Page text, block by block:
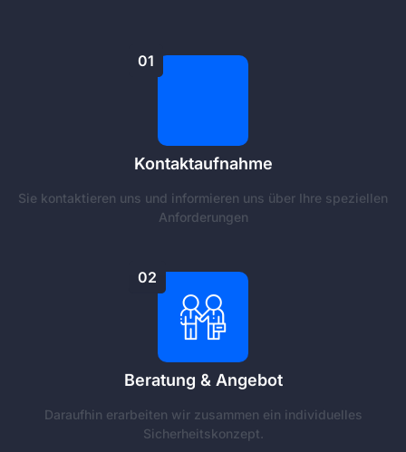
01
Kontaktaufnahme
Sie kontaktieren uns und informieren uns über Ihre speziellen
Anforderungen
02
Beratung & Angebot
Daraufhin erarbeiten wir zusammen ein individuelles
Sicherheitskonzept.